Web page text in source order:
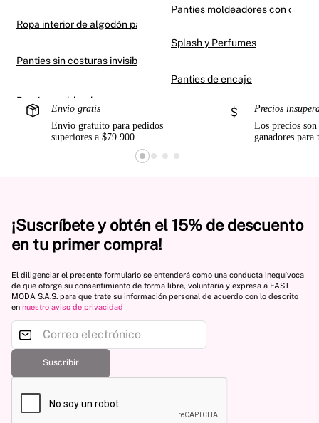
Ropa interior de algodón para mujer
Panties sin costuras invisibles
Panties moldeadores con
Splash y Perfumes
Panties de encaje
Envío gratis
Envío gratuito para pedidos
superiores a $79.900
Precios
Los precios
ganadores para
¡Suscríbete y obtén el 15% de descuento
en tu primer compra!
El diligenciar el presente formulario se entenderá como una conducta inequívoca
de que otorga su consentimiento de forma libre, voluntaria y expresa a FAST
MODA S.A.S. para que trate su información personal de acuerdo con lo descrito
en nuestro aviso de privacidad
Suscribir